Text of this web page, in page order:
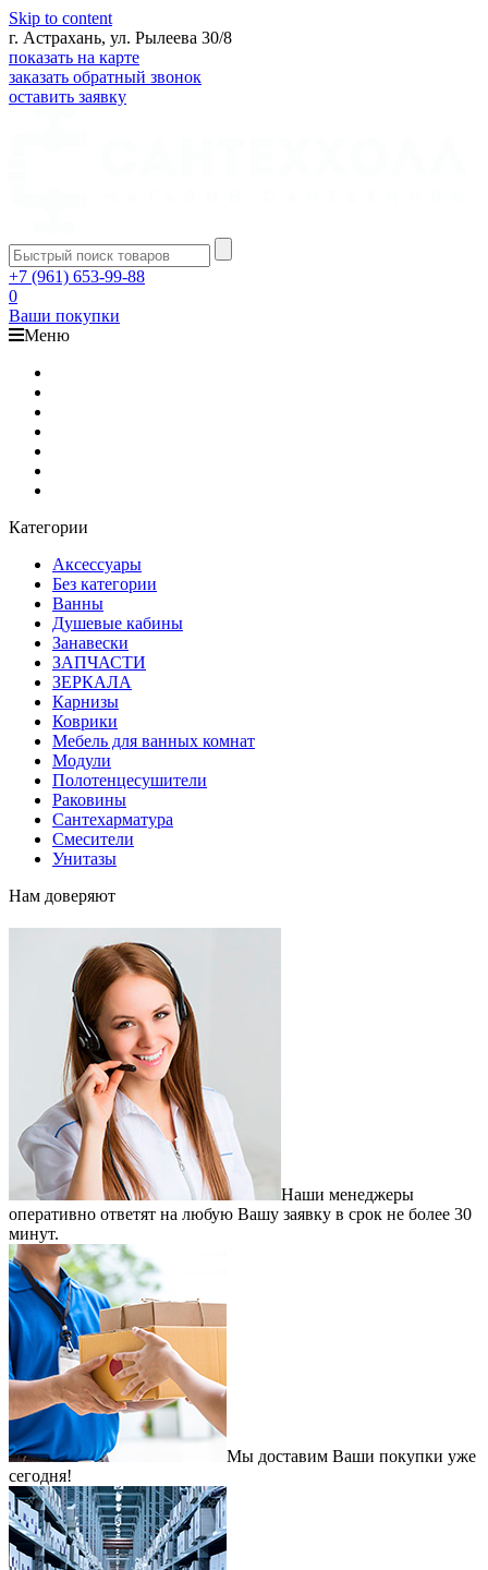
Skip to content
г. Астрахань, ул. Рылеева 30/8
показать на карте
заказать обратный звонок
оставить заявку
+7 (961) 653-99-88
0
Ваши покупки
Меню
Категории
Аксессуары
Без категории
Ванны
Душевые кабины
Занавески
ЗАПЧАСТИ
ЗЕРКАЛА
Карнизы
Коврики
Мебель для ванных комнат
Модули
Полотенцесушители
Раковины
Сантехарматура
Смесители
Унитазы
Нам доверяют
Наши менеджеры
оперативно ответят на любую Вашу заявку в срок не более 30
минут.
Мы доставим Ваши покупки уже
сегодня!